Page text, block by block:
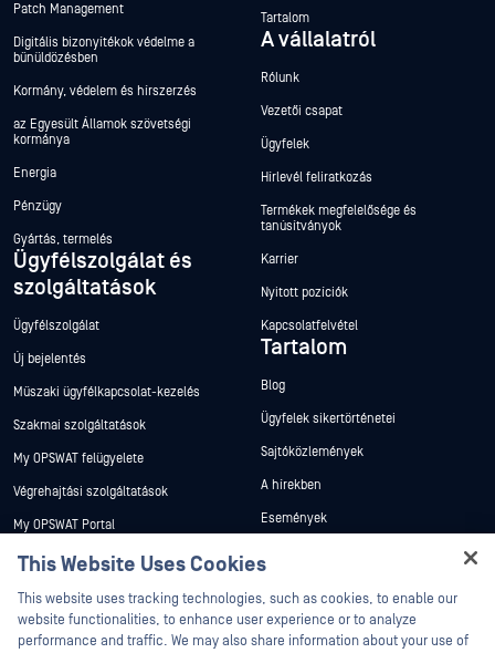
Patch Management
Digitális bizonyítékok védelme a
bűnüldözésben
Kormány, védelem és hírszerzés
az Egyesült Államok szövetségi
kormánya
Energia
Pénzügy
Gyártás, termelés
Ügyfélszolgálat és
szolgáltatások
Ügyfélszolgálat
Új bejelentés
Műszaki ügyfélkapcsolat-kezelés
Szakmai szolgáltatások
My OPSWAT felügyelete
Végrehajtási szolgáltatások
My OPSWAT Portal
Műszaki dokumentáció
Képzések
Biztonsági sebezhetőségi program
Partnerek
Tartalom
A vállalatról
Rólunk
Vezetői csapat
Ügyfelek
Hírlevél feliratkozás
Termékek megfelelősége és
tanúsítványok
Karrier
Nyitott pozíciók
Kapcsolatfelvétel
Tartalom
Blog
Ügyfelek sikertörténetei
Sajtóközlemények
A hírekben
Események
Fehér könyvek
This Website Uses Cookies
This website uses tracking technologies, such as cookies, to enable our
website functionalities, to enhance user experience or to analyze
performance and traffic. We may also share information about your use of
Hey there!
I'm Ozzy, your OPSWAT virtual assistant.
How can I help you secure what's critical